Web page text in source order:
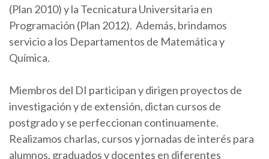
(Plan 2010) y la Tecnicatura Universitaria en
Programación (Plan 2012). Además, brindamos
servicio a los Departamentos de Matemática y
Química.
Miembros del DI participan y dirigen proyectos de
investigación y de extensión, dictan cursos de
postgrado y se perfeccionan continuamente.
Realizamos charlas, cursos y jornadas de interés para
alumnos, graduados y docentes en diferentes